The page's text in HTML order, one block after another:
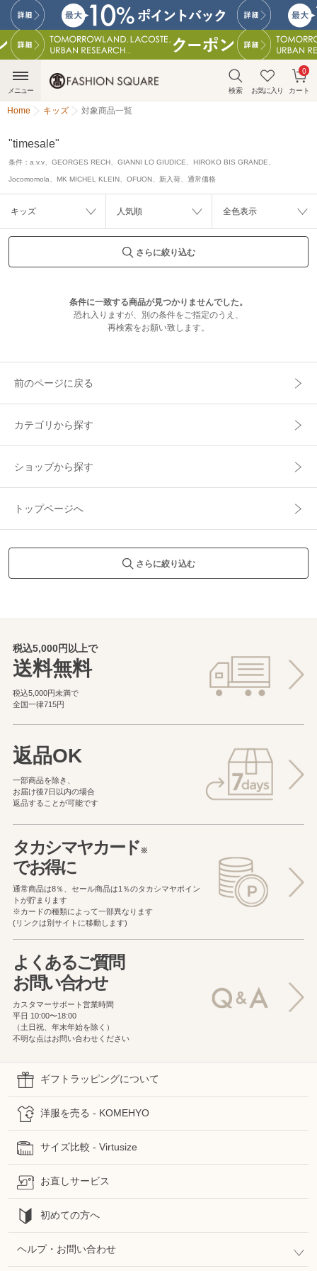
検索 お気に入り カート
0
メニュー
Home キッズ 対象商品一覧
"timesale"
条件： a.v.v、GEORGES RECH、GIANNI LO GIUDICE、HIROKO BIS GRANDE、
Jocomomola、MK MICHEL KLEIN、OFUON、新入荷、通常価格
キッズ 人気順 全色表示
さらに絞り込む
条件に一致する商品が見つかりませんでした。
恐れ入りますが、別の条件をご指定のうえ、
再検索をお願い致します。
前のページに戻る
カテゴリから探す
ショップから探す
トップページへ
さらに絞り込む
税込5,000円以上で
送料無料
税込5,000円未満で
全国一律715円
返品OK
一部商品を除き、
お届け後7日以内の場合
返品することが可能です
タカシマヤカード※
でお得に
通常商品は8％、セール商品は1％のタカシマヤポイン
トが貯まります
※カードの種類によって一部異なります
(リンクは別サイトに移動します)
よくあるご質問
お問い合わせ
カスタマーサポート営業時間
平日 10:00〜18:00
（土日祝、年末年始を除く）
不明な点はお問い合わせください
ギフトラッピングについて
洋服を売る - KOMEHYO
サイズ比較 - Virtusize
お直しサービス
初めての方へ
ヘルプ・お問い合わせ